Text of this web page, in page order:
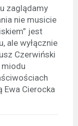
zaglądamy
nie musicie
jest
ale wyłącznie
Czerwiński
Cierocka